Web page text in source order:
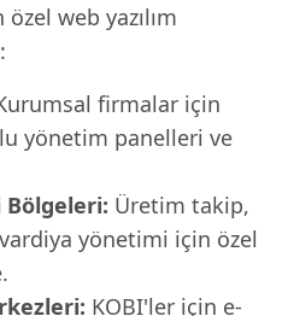
web yazılım
firmalar için
yönetim panelleri ve
Bölgeleri: Üretim takip,
yönetimi için özel
KOBI'ler için e-